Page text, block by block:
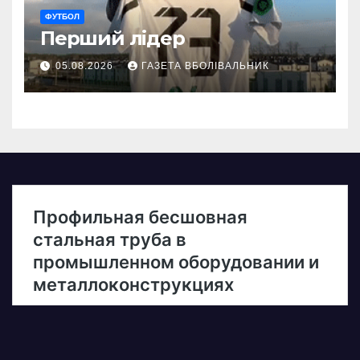
ФУТБОЛ
Перший лідер
05.08.2026 ГАЗЕТА ВБОЛІВАЛЬНИК